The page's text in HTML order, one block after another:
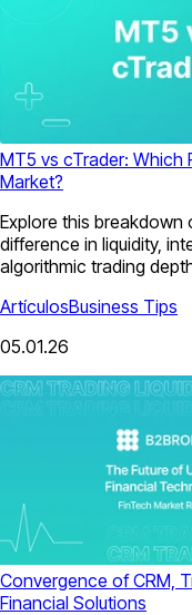
MT5 vs cTrader: Which
Market?
Explore this
difference in liquidity,
algorithmic trading
ArtículosBusiness Tips
05.01.26
Convergence of CRM,
Financial Solutions